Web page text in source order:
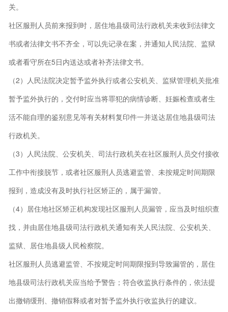
关。
社区服刑人员前来报到时，居住地县级司法行政机关未收到法律文
书或者法律文书不齐全，可以先记录在案，并通知人民法院、监狱
或者看守所在5日内送达或者补齐法律文书。
（2）人民法院决定暂予监外执行或者公安机关、监狱管理机关批准
暂予监外执行的，交付时应当将罪犯的病情诊断、妊娠检查或者生
活不能自理的鉴别意见等有关材料复印件一并送达居住地县级司法
行政机关。
（3）人民法院、公安机关、司法行政机关在社区服刑人员交付接收
工作中衔接脱节，或者社区服刑人员逃避监管、未按规定时间期限
报到，造成没有及时执行社区矫正的，属于漏管。
（4）居住地社区矫正机构发现社区服刑人员漏管，应当及时组织查
找，并由居住地县级司法行政机关通知有关人民法院、公安机关、
监狱、居住地县级人民检察院。
社区服刑人员逃避监管、不按规定时间期限报到导致漏管的，居住
地县级司法行政机关应当给予警告；符合收监执行条件的，依法提
出撤销缓刑、撤销假释或者对暂予监外执行收监执行的建议。